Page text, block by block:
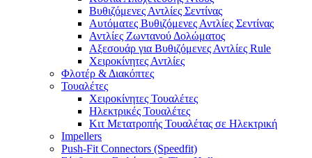
Βυθιζόμενες Αντλίες Σεντίνας
Αυτόματες Βυθιζόμενες Αντλίες Σεντίνας
Αντλίες Ζωντανού Δολώματος
Αξεσουάρ για Βυθιζόμενες Αντλίες Rule
Χειροκίνητες Αντλίες
Φλοτέρ & Διακόπτες
Τουαλέτες
Χειροκίνητες Τουαλέτες
Ηλεκτρικές Τουαλέτες
Κιτ Μετατροπής Τουαλέτας σε Ηλεκτρική
Impellers
Push-Fit Connectors (Speedfit)